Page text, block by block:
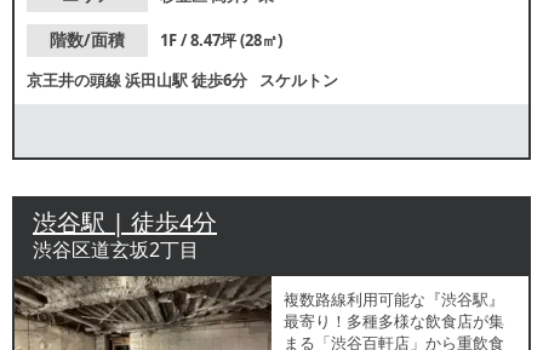
階数/面積
1F / 8.47坪 (28㎡)
京王井の頭線浜田山駅徒歩6分 スケルトン
渋谷駅 | 徒歩4分
渋谷区道玄坂2丁目
複数路線利用可能な『渋谷駅』
最寄り！多種多様な飲食店が集
まる「渋谷百軒店」から重飲食